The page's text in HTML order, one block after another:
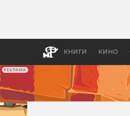
РЕКЛАМА
КНИГИ КИНО